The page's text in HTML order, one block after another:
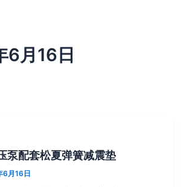
6月16日
泵配套松夏弹簧减震垫
6月16日